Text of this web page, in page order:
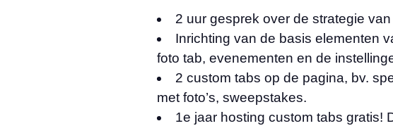
2 uur gesprek over de strategie
Inrichting van de basis elementen
foto tab, evenementen en de
2 custom tabs op de pagina, bv.
met foto’s, sweepstakes.
1e jaar hosting custom tabs gratis!